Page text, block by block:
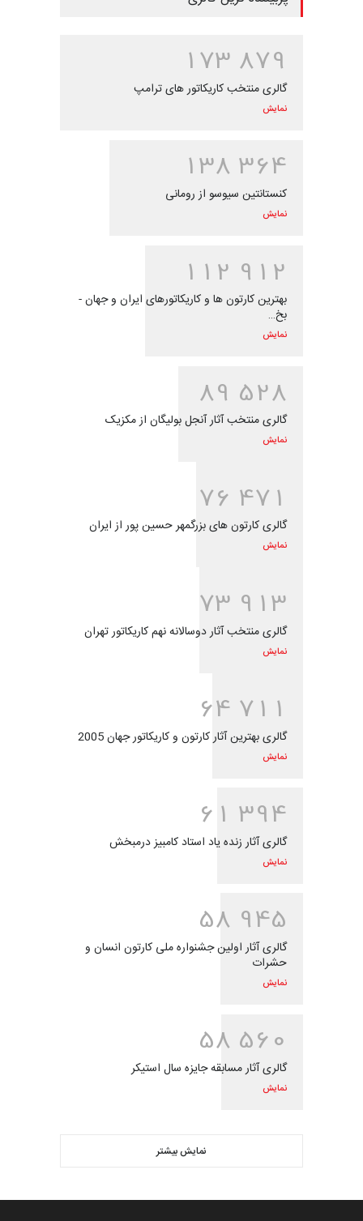
173 879
گالری منتخب کاریکاتور های ترامپ
نمایش
138 364
کنستانتین سیوسو از رومانی
نمایش
1 1 2 9 1 2
بهترین کارتون ها و کاریکاتورهای ایران و جهان -
بخ…
نمایش
89 528
گالری منتخب آثار آنجل بولیگان از مکزیک
نمایش
76 471
گالری کارتون های بزرگمهر حسین پور از ایران
نمایش
73 9 13
گالری منتخب آثار دوسالانه نهم کاریکاتور تهران
نمایش
64 71 1
گالری بهترین آثار کارتون و کاریکاتور جهان 2005
نمایش
6 1 394
گالری آثار زنده یاد استاد کامبیز درمبخش
نمایش
58 945
گالری آثار اولین جشنواره ملی کارتون انسان و
حشرات
نمایش
58 560
گالری آثار مسابقه جایزه سال استیکر
نمایش
نمایش بیشتر